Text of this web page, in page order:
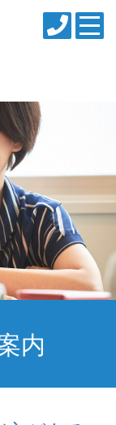
内